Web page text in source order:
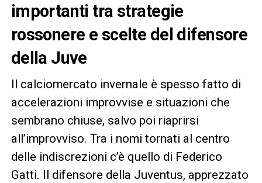
importanti tra strategie
rossonere e scelte del difensore
della Juve
Il calciomercato invernale è spesso fatto di
accelerazioni improvvise e situazioni che
sembrano chiuse, salvo poi riaprirsi
all’improvviso. Tra i nomi tornati al centro
delle indiscrezioni c’è quello di Federico
Gatti. Il difensore della Juventus, apprezzato